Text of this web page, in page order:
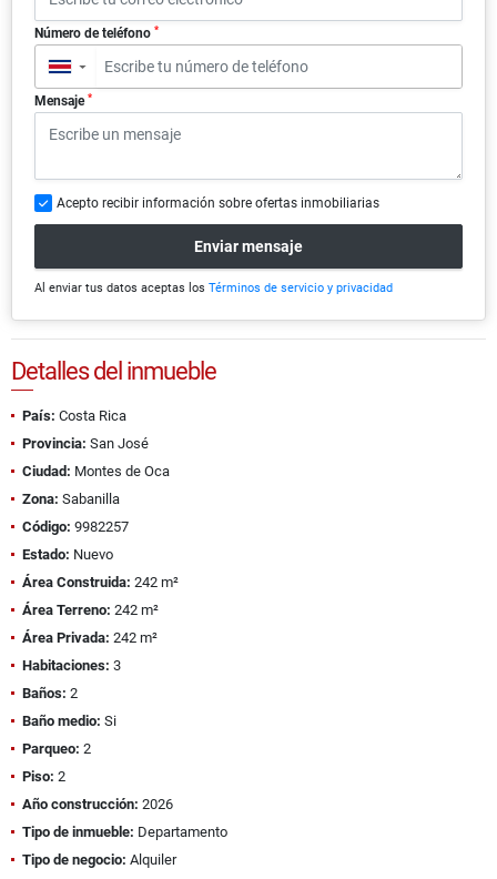
Número de teléfono *
▼
Mensaje *
Acepto recibir información sobre ofertas inmobiliarias
Enviar mensaje
Al enviar tus datos aceptas los Términos de servicio y privacidad
Detalles del inmueble
País: Costa Rica
Provincia: San José
Ciudad: Montes de Oca
Zona: Sabanilla
Código: 9982257
Estado: Nuevo
Área Construida: 242 m²
Área Terreno: 242 m²
Área Privada: 242 m²
Habitaciones: 3
Baños: 2
Baño medio: Si
Parqueo: 2
Piso: 2
Año construcción: 2026
Tipo de inmueble: Departamento
Tipo de negocio: Alquiler